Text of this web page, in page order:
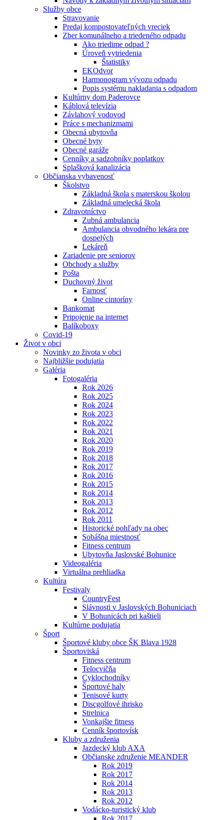
Služby obce
Stravovanie
Predaj kompostovateľných vreciek
Zber komunálneho a triedeného odpadu
Ako triedime odpad ?
Úroveň vytriedenia
Štatistiky
EKOdvor
Harmonogram vývozu odpadu
Popis systému nakladania s odpadom
Kultúrny dom Paderovce
Káblová televízia
Závlahový vodovod
Práce s mechanizmami
Obecná ubytovňa
Obecné byty
Obecné garáže
Cenníky a sadzobníky poplatkov
Splašková kanalizácia
Občianska vybavenosť
Školstvo
Základná škola s materskou školou
Základná umelecká škola
Zdravotníctvo
Zubná ambulancia
Ambulancia obvodného lekára pre
dospelých
Lekáreň
Zariadenie pre seniorov
Obchody a služby
Pošta
Duchovný život
Farnosť
Online cintoríny
Bankomat
Pripojenie na internet
Balíkoboxy
Covid-19
Život v obci
Novinky zo života v obci
Najbližšie podujatia
Galéria
Fotogaléria
Rok 2026
Rok 2025
Rok 2024
Rok 2023
Rok 2022
Rok 2021
Rok 2020
Rok 2019
Rok 2018
Rok 2017
Rok 2016
Rok 2015
Rok 2014
Rok 2013
Rok 2012
Rok 2011
Historické pohľady na obec
Sobášna miestnosť
Fitness centrum
Ubytovňa Jaslovské Bohunice
Videogaléria
Virtuálna prehliadka
Kultúra
Festivaly
CountryFest
Slávnosti v Jaslovských Bohuniciach
V Bohunicách pri kaštieli
Kultúrne podujatia
Šport
Športové kluby obce ŠK Blava 1928
Športoviská
Fitness centrum
Telocvičňa
Cyklochodníky
Športové haly
Tenisové kurty
Discgolfové ihrisko
Strelnica
Vonkajšie fitness
Cenník športovísk
Kluby a združenia
Jazdecký klub AXA
Občianske združenie MEANDER
Rok 2019
Rok 2017
Rok 2014
Rok 2013
Rok 2012
Vodácko-turistický klub
Rok 2017